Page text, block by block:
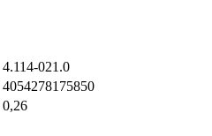
4.114-021.0
4054278175850
0,26